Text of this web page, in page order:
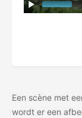
Een scène met
wordt er een